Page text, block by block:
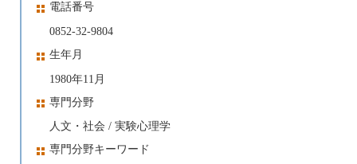
電話番号
0852-32-9804
生年月
1980年11月
専門分野
人文・社会 / 実験心理学
専門分野キーワード